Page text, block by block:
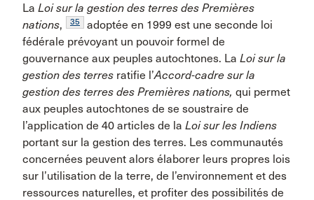
La Loi sur la gestion des terres des Premières
nations, 35
adoptée en 1999 est une seconde loi
fédérale prévoyant un pouvoir formel de
gouvernance aux peuples autochtones. La Loi sur la
gestion des terres ratifie l’Accord-cadre sur la
gestion des terres des Premières nations, qui permet
aux peuples autochtones de se soustraire de
l’application de 40 articles de la Loi sur les Indiens
portant sur la gestion des terres. Les communautés
concernées peuvent alors élaborer leurs propres lois
sur l’utilisation de la terre, de l’environnement et des
ressources naturelles, et profiter des possibilités de